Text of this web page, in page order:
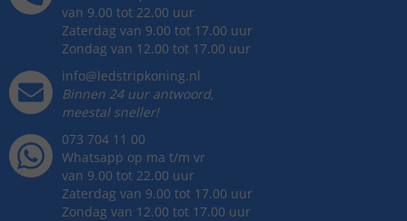
van 9.00 tot 22.00 uur
Zaterdag van 9.00 tot 17.00 uur
Zondag van 12.00 tot 17.00 uur
info@ledstripkoning.nl
Binnen 24 uur antwoord,
meestal sneller!
073 704 11 00
Whatsapp op ma t/m vr
van 9.00 tot 22.00 uur
Zaterdag van 9.00 tot 17.00 uur
Zondag van 12.00 tot 17.00 uur